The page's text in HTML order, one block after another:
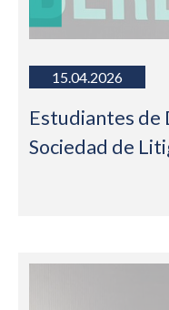
15.04.2026
Estudiantes de
Sociedad de